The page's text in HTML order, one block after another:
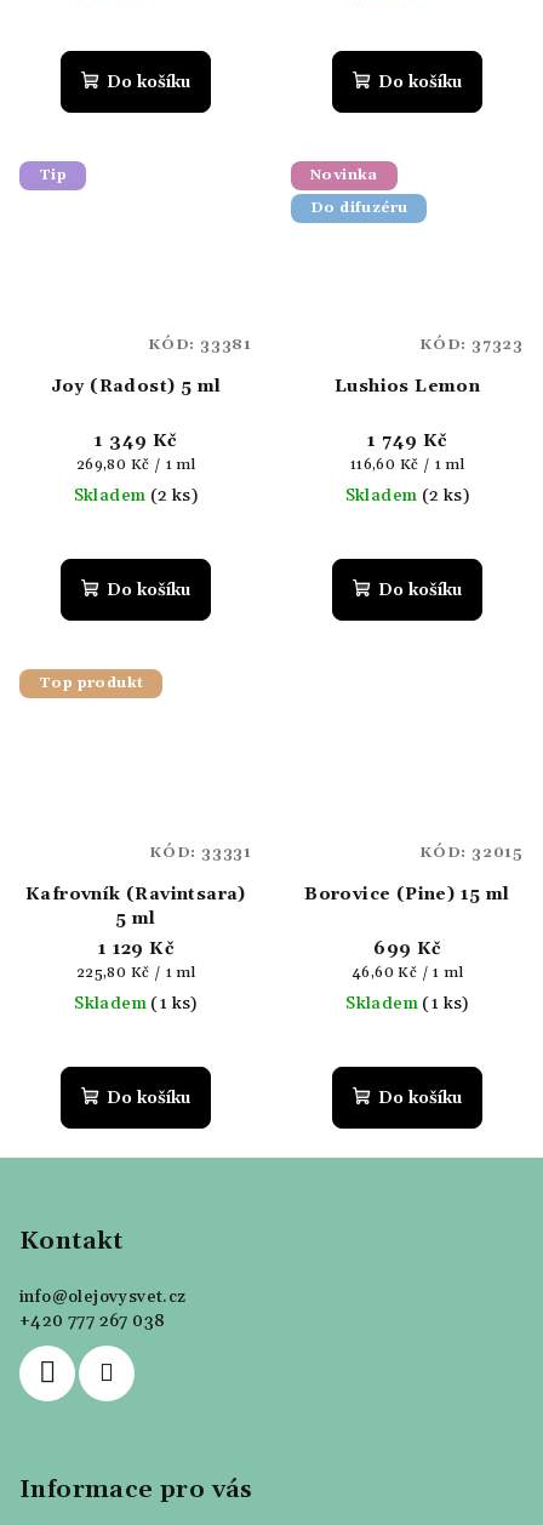
Do košíku Do košíku
Tip
Joy (Radost) 5 ml
1 349 Kč
Měrná
cena:
269,80 Kč / 1 ml
Skladem (2 ks)
Do košíku
KÓD: 33381
Novinka
Do difuzéru
Lushios Lemon
1 749 Kč
Měrná
cena:
116,60 Kč / 1 ml
Skladem (2 ks)
Do košíku
KÓD: 37323
Top produkt
Kafrovník (Ravintsara)
5 ml
1 129 Kč
Měrná
cena:
225,80 Kč / 1 ml
Skladem (1 ks)
Do košíku
KÓD: 33331
Borovice (Pine) 15 ml
699 Kč
Měrná
cena:
46,60 Kč / 1 ml
Skladem (1 ks)
Do košíku
KÓD: 32015
Kontakt
info@olejovysvet.cz
+420 777 267 038
Informace pro vás